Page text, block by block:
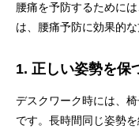
腰痛を予防するために
は、腰痛予防に効果的な
1. 正しい姿勢を保
デスクワーク時には、
です。長時間同じ姿勢